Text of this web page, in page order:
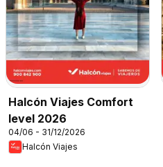
Halcón Viajes Comfort
level 2026
04/06 - 31/12/2026
Halcón Viajes